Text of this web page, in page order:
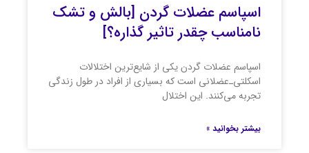
اسپاسم عضلات گردن [بالش و تشک
نامناسب چقدر تاثیر گذاره؟]
اسپاسم عضلات گردن یکی از شایع‌ترین اختلالات
اسکلتی‌ـ‌عضلانی است که بسیاری از افراد در طول زندگی
تجربه می‌کنند. این اختلال
بیشتر بخوانید »